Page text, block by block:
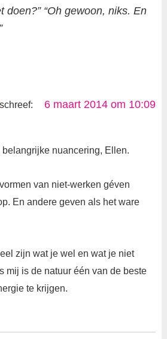
doen?” “Oh gewoon, niks. En
schreef: 6 maart 2014 om 10:09
nuancering, Ellen.
van niet-werken géven
En andere geven als het ware
zijn wat je wel en wat je niet
mij is de natuur één van de beste
te krijgen.